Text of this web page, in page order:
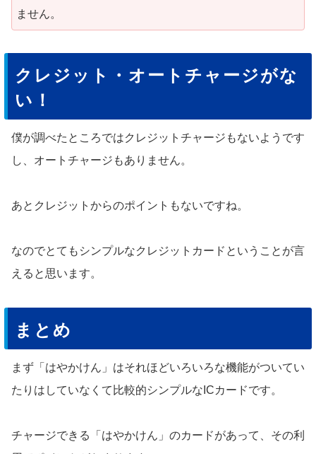
ません。
クレジット・オートチャージがな
い！
僕が調べたところではクレジットチャージもないようです
し、オートチャージもありません。
あとクレジットからのポイントもないですね。
なのでとてもシンプルなクレジットカードということが言
えると思います。
まとめ
まず「はやかけん」はそれほどいろいろな機能がついてい
たりはしていなくて比較的シンプルなICカードです。
チャージできる「はやかけん」のカードがあって、その利